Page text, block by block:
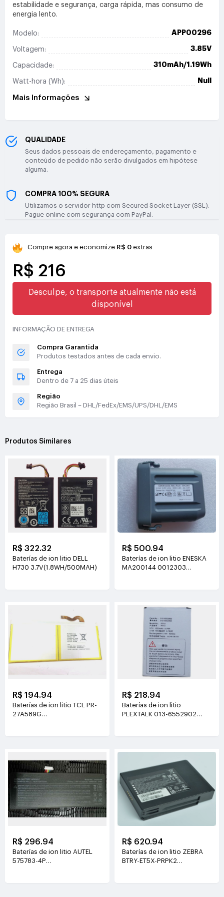
estabilidade e segurança, carga rápida, mas consumo de
energia lento.
Modelo: APP00296
Voltagem: 3.85V
Capacidade: 310mAh/1.19Wh
Watt-hora (Wh): Null
Mais Informações
QUALIDADE
Seus dados pessoais de endereçamento, pagamento e
conteúdo de pedido não serão divulgados em hipótese
alguma.
COMPRA 100% SEGURA
Utilizamos o servidor http com Secured Socket Layer (SSL).
Pague online com segurança com PayPal.
Compre agora e economize R$ 0 extras
R$ 216
Desculpe, o transporte atualmente não está
disponível
INFORMAÇÃO DE ENTREGA
Compra Garantida
Produtos testados antes de cada envio.
Entrega
Dentro de 7 a 25 dias úteis
Região
Região Brasil – DHL/FedEx/EMS/UPS/DHL/EMS
Produtos Similares
R$ 322.32
Baterías de ion litio DELL
H730 3.7V(1.8WH/500MAH)
R$ 500.94
Baterías de ion litio ENESKA
MA200144 0012303
R$ 194.94
Baterías de ion litio TCL PR-
27A589G
R$ 218.94
Baterías de ion litio
PLEXTALK 013-6552902
R$ 296.94
Baterías de ion litio AUTEL
575783-4P
R$ 620.94
Baterías de ion litio ZEBRA
BTRY-ET5X-PRPK2